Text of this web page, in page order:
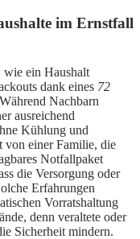
im Ernstfall
wie ein Haushalt
dank eines 72
Nachbarn
ausreichend
Kühlung und
von einer Familie, die
Notfallpaket
die Versorgung oder
Erfahrungen
Vorratshaltung
denn veraltete oder
Sicherheit mindern.